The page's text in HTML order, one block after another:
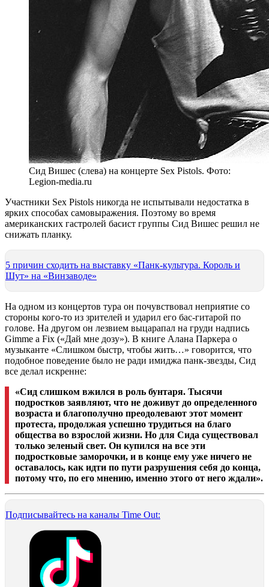
Сид Вишес (слева) на концерте Sex Pistols. Фото:
Legion-media.ru
Участники Sex Pistols никогда не испытывали недостатка в
ярких способах самовыражения. Поэтому во время
американских гастролей басист группы Сид Вишес решил не
снижать планку.
5 причин сходить на выставку «Панк-культура. Король и
Шут» на «Винзаводе»
На одном из концертов тура он почувствовал неприятие со
стороны кого-то из зрителей и ударил его бас-гитарой по
голове. На другом он лезвием выцарапал на груди надпись
Gimme a Fix («Дай мне дозу»). В книге Алана Паркера о
музыканте «Слишком быстр, чтобы жить…» говорится, что
подобное поведение было не ради имиджа панк-звезды, Сид
все делал искренне:
«Сид слишком вжился в роль бунтаря. Тысячи
подростков заявляют, что не доживут до определенного
возраста и благополучно преодолевают этот момент
протеста, продолжая успешно трудиться на благо
общества во взрослой жизни. Но для Сида существовал
только зеленый свет. Он купился на все эти
подростковые заморочки, и в конце ему уже ничего не
оставалось, как идти по пути разрушения себя до конца,
потому что, по его мнению, именно этого от него ждали».
Подписывайтесь на каналы Time Out: